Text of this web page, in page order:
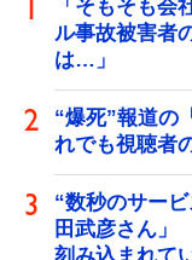
「そもそも
ル事故被害者
は…」
“爆死”報道の
れでも視聴者
“数秒のサー
田武彦さん」